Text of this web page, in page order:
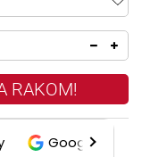
RAKOM!
Google